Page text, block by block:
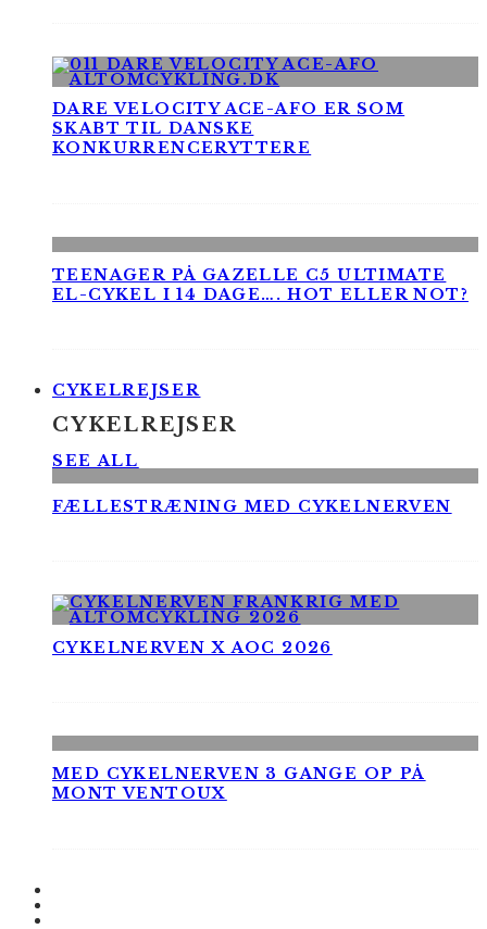
DARE VELOCITY ACE-AFO ER SOM
SKABT TIL DANSKE
KONKURRENCERYTTERE
TEENAGER PÅ GAZELLE C5 ULTIMATE
EL-CYKEL I 14 DAGE…. HOT ELLER NOT?
CYKELREJSER
CYKELREJSER
SEE ALL
FÆLLESTRÆNING MED CYKELNERVEN
CYKELNERVEN X AOC 2026
MED CYKELNERVEN 3 GANGE OP PÅ
MONT VENTOUX